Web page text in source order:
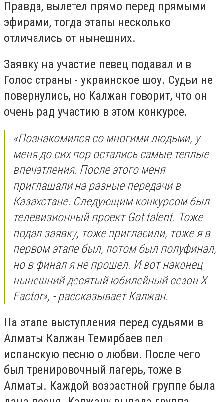
Правда, вылетел прямо перед прямыми
эфирами, тогда этапы несколько
отличались от нынешних.
Заявку на участие певец подавал и в
Голос страны - украинское шоу. Судьи не
повернулись, но Калжан говорит, что он
очень рад участию в этом конкурсе.
«Познакомился со многими людьми, у
меня до сих пор остались самые теплые
впечатления. После этого меня
приглашали на разные передачи в
Казахстане. Следующим конкурсом был
телевизионный проект Got talent. Тоже
подал заявку, тоже пригласили, тоже я в
первом этапе был, потом был полуфинал,
но в финал я не прошел. И вот наконец
нынешний десятый юбилейный сезон X
Factor», - рассказывает Калжан.
На этапе выступления перед судьями в
Алматы Калжан Темирбаев пел
испанскую песню о любви. После чего
был тренировочный лагерь, тоже в
Алматы. Каждой возрастной группе была